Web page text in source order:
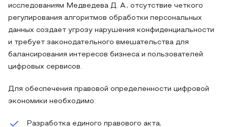
исследованиям Медведева Д. А., отсутствие четкого
регулирования алгоритмов обработки персональных
данных создает угрозу нарушения конфиденциальности
и требует законодательного вмешательства для
балансирования интересов бизнеса и пользователей
цифровых сервисов.
Для обеспечения правовой определенности цифровой
экономики необходимо:
Разработка единого правового акта,